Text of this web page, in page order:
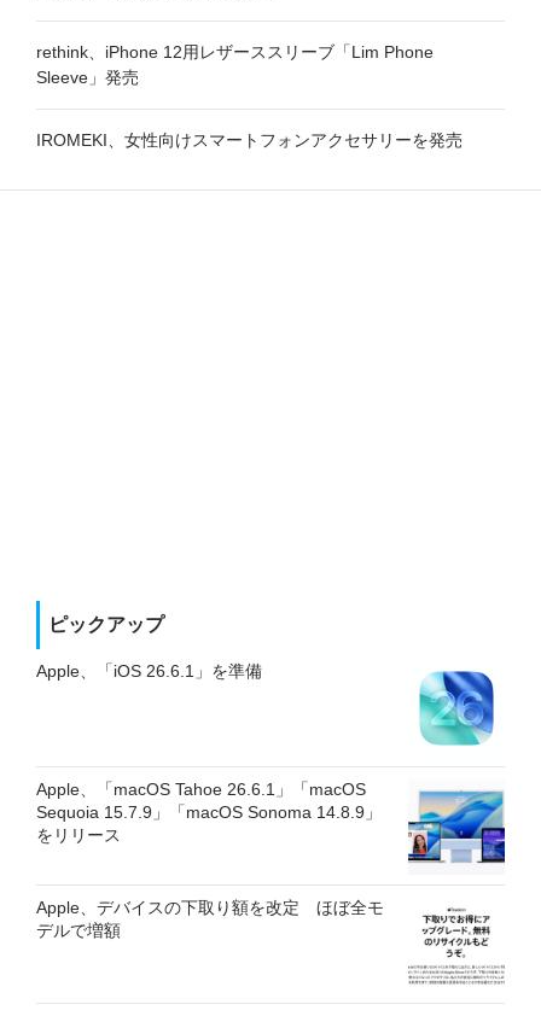
rethink、iPhone 12用レザーススリーブ「Lim Phone
Sleeve」発売
IROMEKI、女性向けスマートフォンアクセサリーを発売
ピックアップ
Apple、「iOS 26.6.1」を準備
Apple、「macOS Tahoe 26.6.1」「macOS
Sequoia 15.7.9」「macOS Sonoma 14.8.9」
をリリース
Apple、デバイスの下取り額を改定 ほぼ全モ
デルで増額